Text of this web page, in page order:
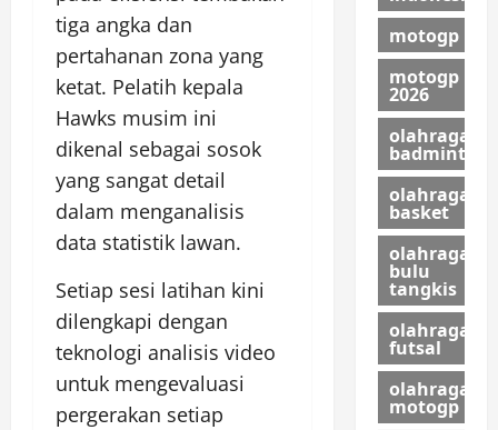
tiga angka dan
pertahanan zona yang
ketat. Pelatih kepala
Hawks musim ini
dikenal sebagai sosok
yang sangat detail
dalam menganalisis
data statistik lawan.
Setiap sesi latihan kini
dilengkapi dengan
teknologi analisis video
untuk mengevaluasi
pergerakan setiap
motogp
motogp
2026
olahraga
badminton
olahraga
basket
olahraga
bulu
tangkis
olahraga
futsal
olahraga
motogp